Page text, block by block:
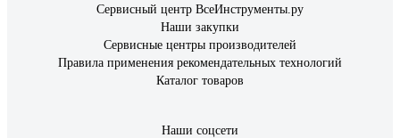
Сервисный центр ВсеИнструменты.ру
Наши закупки
Сервисные центры производителей
Правила применения рекомендательных технологий
Каталог товаров
Наши соцсети